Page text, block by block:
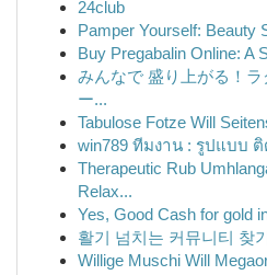
24club
Pamper Yourself: Beauty
Buy Pregabalin Online: A
みんなで 盛り上がる！
ー...
Tabulose Fotze Will
win789 ทีมงาน : รูปแบบ
Therapeutic Rub
Relax...
Yes, Good Cash for gold
활기 넘치는 커뮤니티 찾
Willige Muschi Will